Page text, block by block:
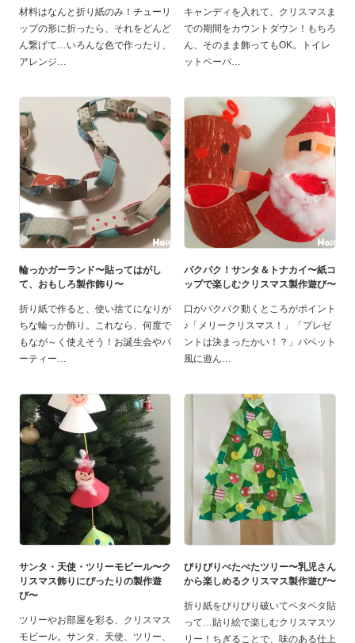
材料はなんと折り紙のみ！チューリ
ップの形に折ったら、それをどんど
ん繋げて…いろんな色で作ったり、
アレンジ
キャンディを入れて、クリスマスま
での期間をカウントダウン！もちろ
ん、そのまま飾ってもOK。トイレ
ットペーパ
輪っかガーランド〜貼ってはがし
て、おもしろ製作飾り〜
折り紙で作ると、使い捨てになりが
ちな輪っか飾り。これなら、何度で
もなが～く使えそう！お誕生会やパ
ーティー
パクパク！サンタ＆トナカイ〜紙コ
ップで楽しむクリスマス製作遊び〜
口がパクパク動くところがポイント
♪「メリークリスマス！」「プレゼ
ントは決まったかい！？」パペット
風に遊ん
サンタ・天使・ツリーモビール〜ク
リスマス飾りにぴったりの製作遊
び〜
ツリーやお部屋を彩る、クリスマス
モビール。サンタ、天使、ツリー、
びりびりぺたぺたツリー〜乳児さん
から楽しめるクリスマス製作遊び〜
折り紙をびりびり破いてペタペタ貼
って…貼り絵で楽しむクリスマスツ
リー！ちぎることで、味のある仕上